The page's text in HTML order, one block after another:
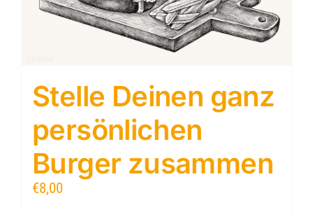
Stelle Deinen ganz
persönlichen
Burger zusammen
€8,00